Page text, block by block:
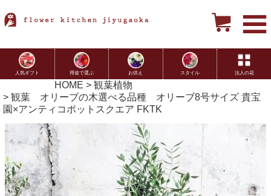
人気ギフト 用途で選ぶ お供え スタイル 法人の花
HOME
観葉植物
観葉 オリーブの木選べる品種 オリーブ8号サイズ 貴宝
園×アンティコポットスクエア FKTK